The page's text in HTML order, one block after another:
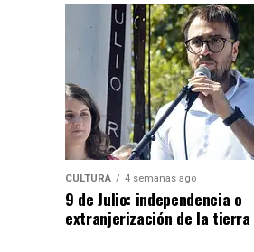
CULTURA 4 semanas ago
9 de Julio: independencia o
extranjerización de la tierra